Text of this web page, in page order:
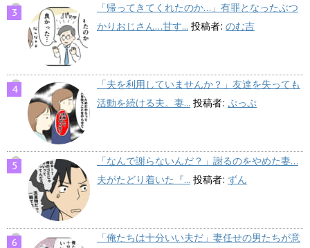
「帰ってきてくれたのか…」有罪となったぶつ
かりおじさん…甘す... 投稿者: のむ吉
「夫を利用していませんか？」友達を失っても
活動を続ける夫。妻... 投稿者: ぷっぷ
「なんで謝らないんだ？」謝るのをやめた妻…
夫がたどり着いた『... 投稿者: ずん
「俺たちは十分いい夫だ」妻任せの男たちが意